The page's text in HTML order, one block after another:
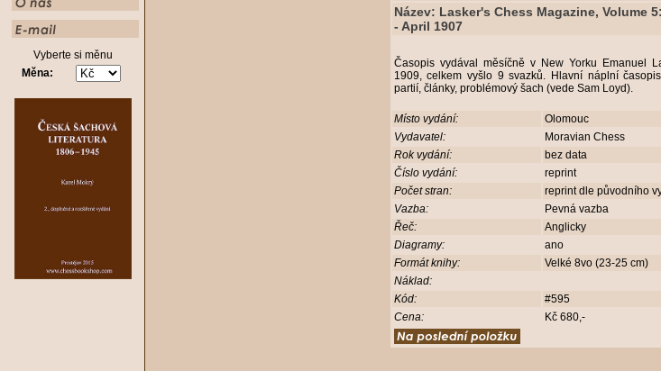
Vyberte si měnu
Měna:
Název: Lasker's Chess Magazine, Volume
- April 1907
Časopis vydával měsíčně v New Yorku Emanuel
1909, celkem vyšlo 9 svazků. Hlavní náplní
partií, články, problémový šach (vede Sam Loyd).
Místo vydání:
Olomouc
Vydavatel:
Moravian Chess
Rok vydání:
bez data
Číslo vydání:
reprint
Počet stran:
reprint dle původního
Vazba:
Pevná vazba
Řeč:
Anglicky
Diagramy:
ano
Formát knihy:
Velké 8vo (23-25 cm)
Náklad:
Kód:
#595
Cena:
Kč 680,-